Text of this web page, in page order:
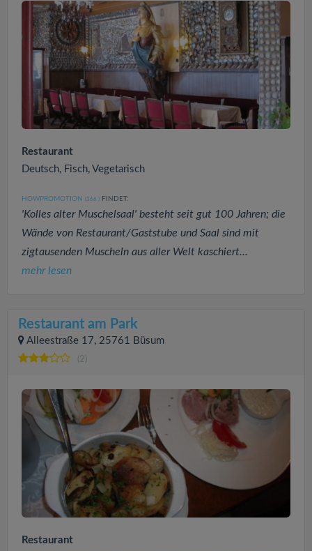
Restaurant
Deutsch, Fisch, Vegetarisch
HOWPROMOTION (366 ) FINDET:
'Kolles alter Muschelsaal' besteht seit gut 100 Jahren; die
Wände von Restaurant/Gaststube und Saal sind mit
zigtausenden Muscheln aus aller Welt kaschiert...
mehr lesen
Restaurant am Park
Alleestraße 17, 25761 Büsum
(2)
Restaurant